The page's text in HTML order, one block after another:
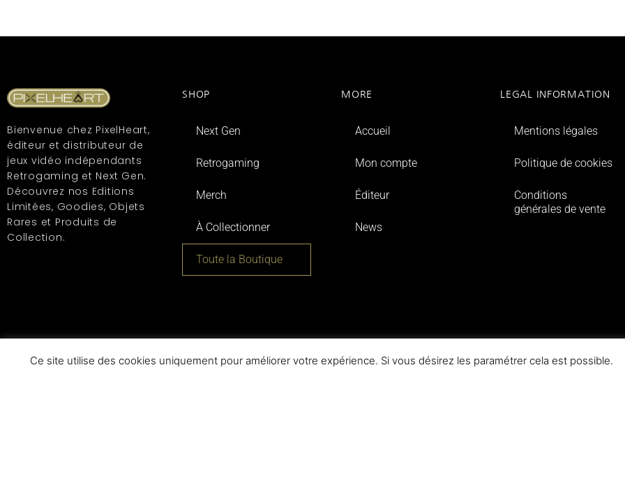
Bienvenue chez PixelHeart,
éditeur et distributeur de
jeux vidéo indépendants
Retrogaming et Next Gen.
Découvrez nos Editions
Limitées, Goodies, Objets
Rares et Produits de
Collection.
SHOP
Next Gen
Retrogaming
Merch
À Collectionner
Toute la Boutique
MORE
Accueil
Mon compte
Éditeur
News
LEGAL INFORMATION
Mentions légales
Politique de cookies
Conditions
générales de vente
Ce site utilise des cookies uniquement pour améliorer votre expérience. Si vous désirez les paramétrer cela est possible.